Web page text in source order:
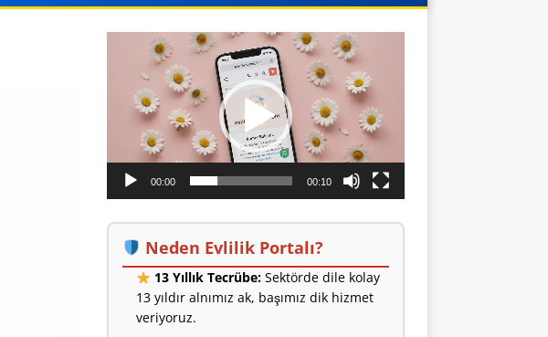
oynatıcı
00:00 00:10
Neden Evlilik Portalı?
13 Yıllık Tecrübe:Sektörde dile kolay
13 yıldır alnımız ak, başımız dik hizmet
veriyoruz.